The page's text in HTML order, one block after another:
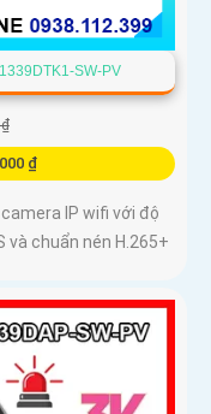
SW-PV
₫
camera IP wifi với độ
và chuẩn nén H.265+